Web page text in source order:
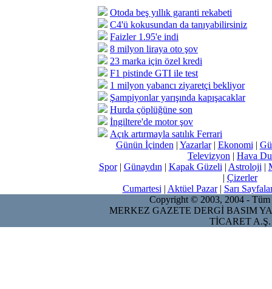
Otoda beş yıllık garanti rekabeti
C4'ü kokusundan da tanıyabilirsiniz
Faizler 1.95'e indi
8 milyon liraya oto şov
23 marka için özel kredi
F1 pistinde GTI ile test
1 milyon yabancı ziyaretçi bekliyor
Şampiyonlar yarışında kapışacaklar
Hurda çöplüğüne son
İngiltere'de motor şov
Açık artırmayla satılık Ferrari
Günün İçinden | Yazarlar| Ekonomi |
Televizyon | Hava
Spor| Günaydın | Kapak Güzeli | Astroloji |
| Çizerler
Cumartesi | Aktüel Pazar| Sarı
Copyright © 2003, 2004 - Tüm
MERKEZ GAZETE DERGİ BASIM
TİCARET A.Ş.